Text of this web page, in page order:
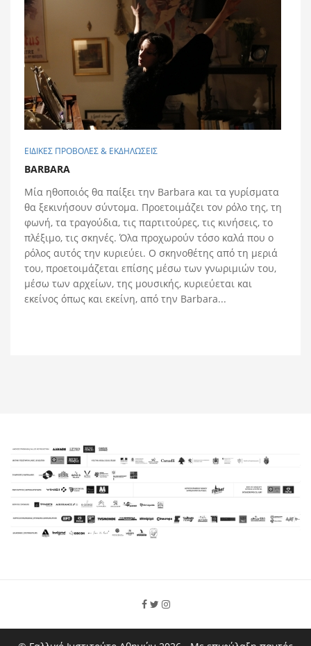
ΕΙΔΙΚΕΣ ΠΡΟΒΟΛΕΣ & ΕΚΔΗΛΩΣΕΙΣ
BARBARA
Μία ηθοποιός θα παίξει την Barbara και τα γυρίσματα
θα ξεκινήσουν σύντομα. Προετοιμάζει τον ρόλο της, τη
φωνή, τα τραγούδια, τις παρτιτούρες, τις κινήσεις, το
πλέξιμο, τις σκηνές. Όλα προχωρούν τόσο καλά που ο
ρόλος αυτός την κυριεύει. Ο σκηνοθέτης από τη μεριά
του, προετοιμάζεται επίσης μέσω των γνωριμιών του,
μέσω των αρχείων, της μουσικής, κυριεύεται και
εκείνος όπως και εκείνη, από την Barbara...